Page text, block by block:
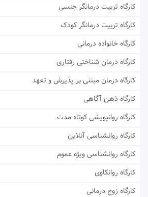
کارگاه تربیت درمانگر جنسی
کارگاه تربیت درمانگر کودک
کارگاه خانواده درمانی
کارگاه درمان شناختی رفتاری
کارگاه درمان مبتنی بر پذیرش و تعهد
کارگاه ذهن آگاهی
کارگاه روانپویشی کوتاه مدت
کارگاه روانشناسی آنلاین
کارگاه روانشناسی ویژه عموم
کارگاه روانکاوی
کارگاه زوج درمانی